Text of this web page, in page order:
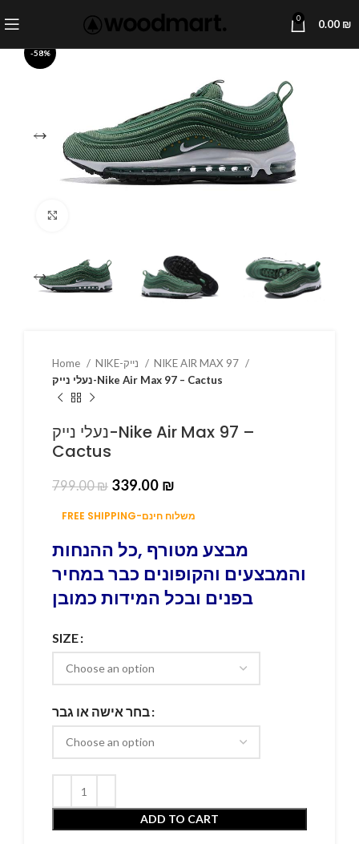
0 0.00 ₪
-58%
Home
NIKE AIR MAX 97
נעלי נייק-Nike Air Max 97 – Cactus
נעלי נייק-Nike Air Max 97 –
Cactus
799.00₪ 339.00 ₪
FREE SHIPPING-משלוח חינם
מבצע מטורף ,כל ההנחות
והמבצעים והקופונים כבר במחיר
בפנים ובכל המידות כמובן
SIZE
בחר אישה או גבר
ADD TO CART